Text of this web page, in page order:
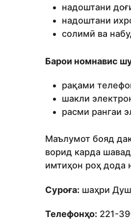
надоштани
надоштани
солимӣ ва
Барои номнавис
рақами
шакли
расми рангаи
Маълумот бояд
ворид карда
имтиҳон роҳ дода
Суроға: шаҳри
Телефонҳо: 221-